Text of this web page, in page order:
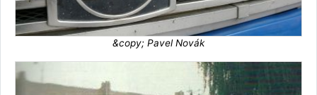
&copy; Pavel Novák